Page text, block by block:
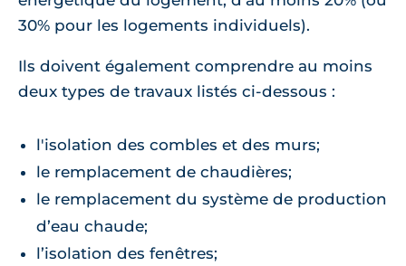
30% pour les logements individuels).
Ils doivent également comprendre au moins
deux types de travaux listés ci-dessous :
l'isolation des combles et des murs;
le remplacement de chaudières;
le remplacement du système de production
d’eau chaude;
l’isolation des fenêtres;